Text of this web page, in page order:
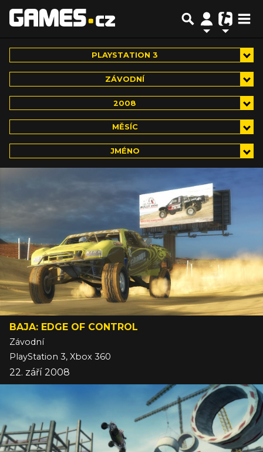
PLAYSTATION 3
ZÁVODNÍ
2008
MĚSÍC
JMÉNO
BAJA: EDGE OF CONTROL
Závodní
PlayStation 3, Xbox 360
22. září 2008